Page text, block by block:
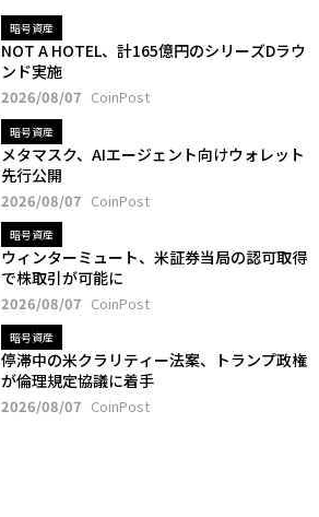
暗号資産
NOT A HOTEL、計165億円のシリーズDラウ
ンド実施
2026/08/07 CoinPost
暗号資産
メタマスク、AIエージェント向けウォレット
先行公開
2026/08/07 CoinPost
暗号資産
ウィンターミュート、米証券当局の認可取得
で株取引が可能に
2026/08/07 CoinPost
暗号資産
停滞中の米クラリティー法案、トランプ政権
が倫理規定協議に着手
2026/08/07 CoinPost